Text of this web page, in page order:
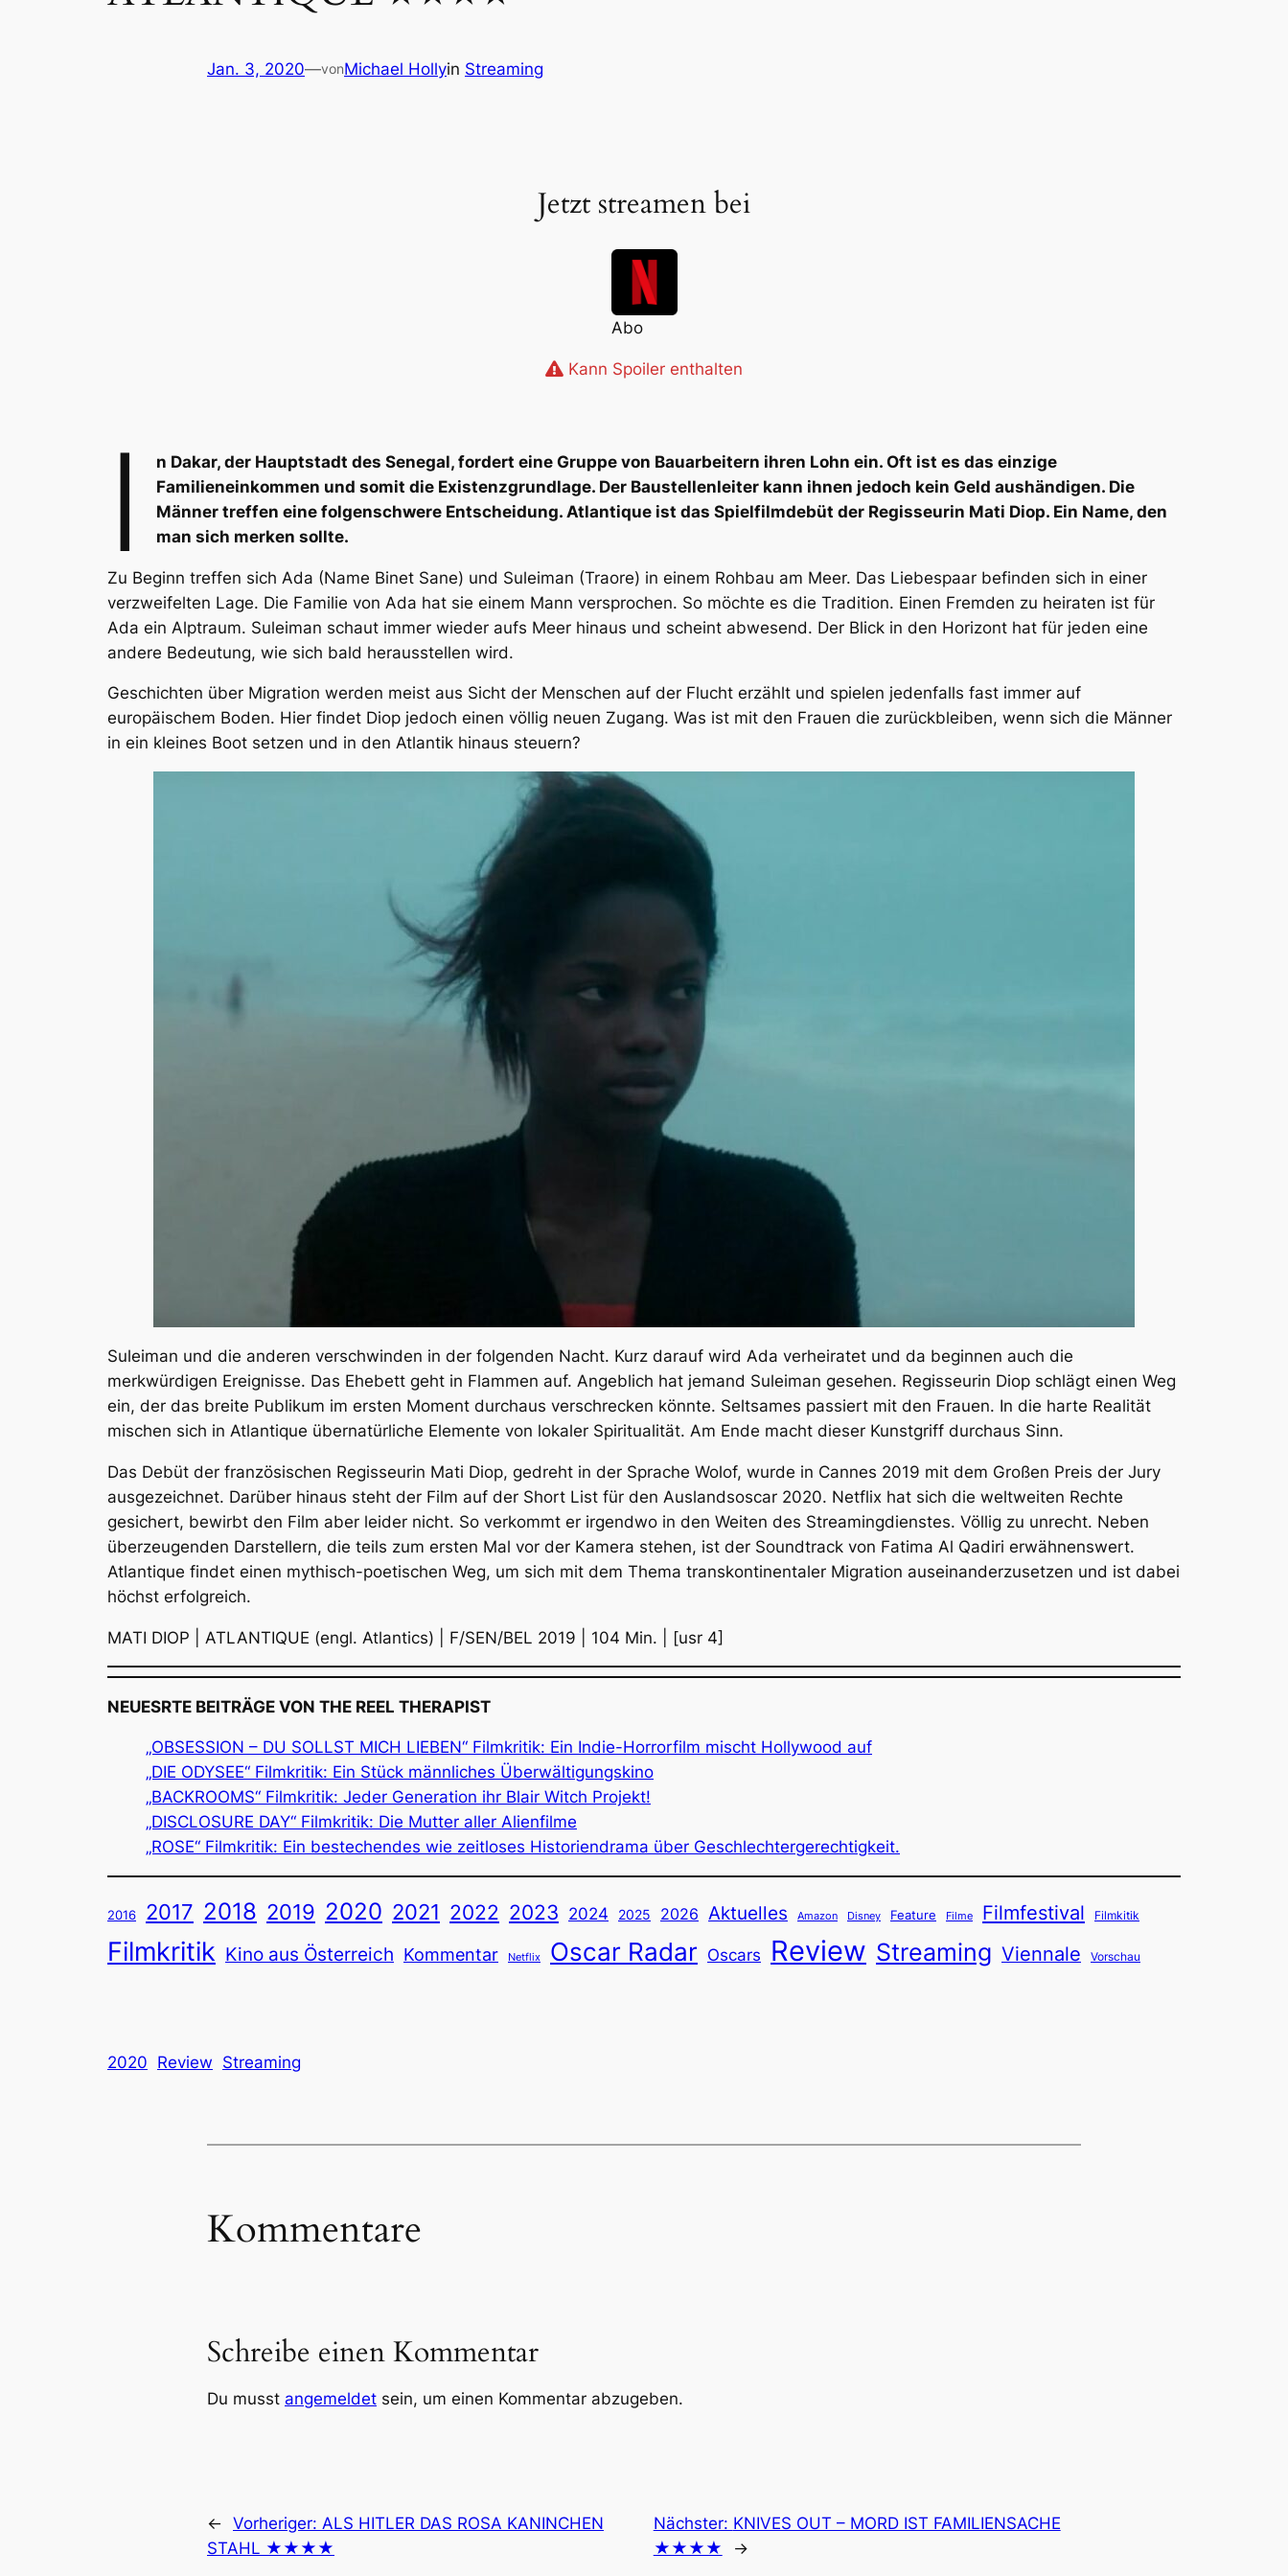
Jan. 3, 2020—vonMichael Hollyin Streaming
Jetzt streamen bei
Abo
Kann Spoiler enthalten
I
n Dakar, der Hauptstadt des Senegal, fordert eine Gruppe von Bauarbeitern ihren Lohn ein. Oft ist es das einzige
Familieneinkommen und somit die Existenzgrundlage. Der Baustellenleiter kann ihnen jedoch kein Geld aushändigen. Die
Männer treffen eine folgenschwere Entscheidung. Atlantique ist das Spielfilmdebüt der Regisseurin Mati Diop. Ein Name, den
man sich merken sollte.
Zu Beginn treffen sich Ada (Name Binet Sane) und Suleiman (Traore) in einem Rohbau am Meer. Das Liebespaar befinden sich in einer
verzweifelten Lage. Die Familie von Ada hat sie einem Mann versprochen. So möchte es die Tradition. Einen Fremden zu heiraten ist für
Ada ein Alptraum. Suleiman schaut immer wieder aufs Meer hinaus und scheint abwesend. Der Blick in den Horizont hat für jeden eine
andere Bedeutung, wie sich bald herausstellen wird.
Geschichten über Migration werden meist aus Sicht der Menschen auf der Flucht erzählt und spielen jedenfalls fast immer auf
europäischem Boden. Hier findet Diop jedoch einen völlig neuen Zugang. Was ist mit den Frauen die zurückbleiben, wenn sich die Männer
in ein kleines Boot setzen und in den Atlantik hinaus steuern?
Suleiman und die anderen verschwinden in der folgenden Nacht. Kurz darauf wird Ada verheiratet und da beginnen auch die
merkwürdigen Ereignisse. Das Ehebett geht in Flammen auf. Angeblich hat jemand Suleiman gesehen. Regisseurin Diop schlägt einen Weg
ein, der das breite Publikum im ersten Moment durchaus verschrecken könnte. Seltsames passiert mit den Frauen. In die harte Realität
mischen sich in Atlantique übernatürliche Elemente von lokaler Spiritualität. Am Ende macht dieser Kunstgriff durchaus Sinn.
Das Debüt der französischen Regisseurin Mati Diop, gedreht in der Sprache Wolof, wurde in Cannes 2019 mit dem Großen Preis der Jury
ausgezeichnet. Darüber hinaus steht der Film auf der Short List für den Auslandsoscar 2020. Netflix hat sich die weltweiten Rechte
gesichert, bewirbt den Film aber leider nicht. So verkommt er irgendwo in den Weiten des Streamingdienstes. Völlig zu unrecht. Neben
überzeugenden Darstellern, die teils zum ersten Mal vor der Kamera stehen, ist der Soundtrack von Fatima Al Qadiri erwähnenswert.
Atlantique findet einen mythisch-poetischen Weg, um sich mit dem Thema transkontinentaler Migration auseinanderzusetzen und ist dabei
höchst erfolgreich.
MATI DIOP | ATLANTIQUE (engl. Atlantics) | F/SEN/BEL 2019 | 104 Min. | [usr 4]
NEUESRTE BEITRÄGE VON THE REEL THERAPIST
„OBSESSION – DU SOLLST MICH LIEBEN“ Filmkritik: Ein Indie-Horrorfilm mischt Hollywood auf
„DIE ODYSEE“ Filmkritik: Ein Stück männliches Überwältigungskino
„BACKROOMS“ Filmkritik: Jeder Generation ihr Blair Witch Projekt!
„DISCLOSURE DAY“ Filmkritik: Die Mutter aller Alienfilme
„ROSE“ Filmkritik: Ein bestechendes wie zeitloses Historiendrama über Geschlechtergerechtigkeit.
2016 2017 2018 2019 2020 2021 2022 2023 2024 2025 2026 Aktuelles Amazon Disney Feature Filme Filmfestival Filmkitik
Filmkritik Kino aus Österreich Kommentar Netflix Oscar Radar Oscars Review Streaming Viennale Vorschau
2020 Review Streaming
Kommentare
Schreibe einen Kommentar
Du musst angemeldet sein, um einen Kommentar abzugeben.
← Vorheriger: ALS HITLER DAS ROSA KANINCHEN
STAHL ★★★★
Nächster: KNIVES OUT – MORD IST FAMILIENSACHE
★★★★
→